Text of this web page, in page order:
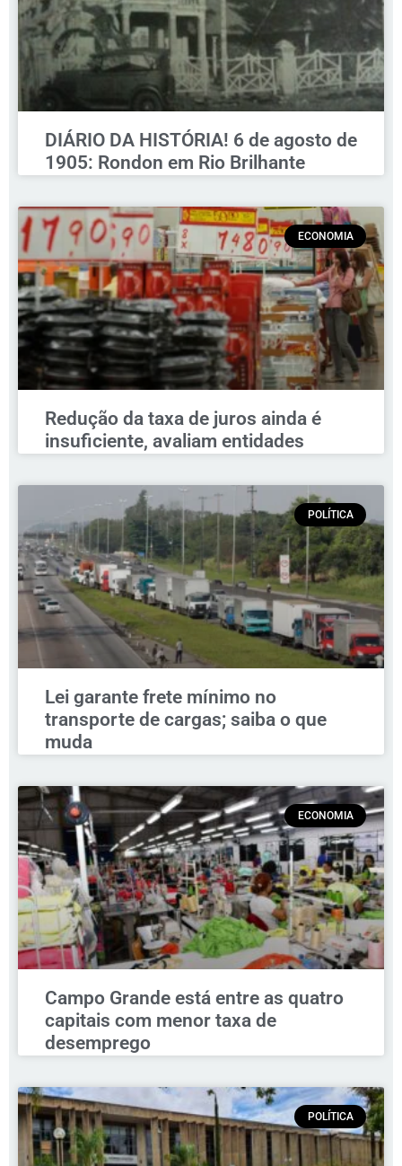
DIÁRIO DA HISTÓRIA! 6 de agosto de
1905: Rondon em Rio Brilhante
ECONOMIA
Redução da taxa de juros ainda é
insuficiente, avaliam entidades
POLÍTICA
Lei garante frete mínimo no
transporte de cargas; saiba o que
muda
ECONOMIA
Campo Grande está entre as quatro
capitais com menor taxa de
desemprego
POLÍTICA